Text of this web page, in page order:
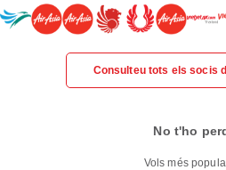
Consulteu tots els socis
No t'ho
Vols més